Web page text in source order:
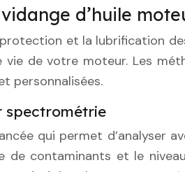
d’huile
et la lubrification
de votre moteur. Les
personnalisées.
spectrométrie
qui permet d’analyser
de contaminants et le